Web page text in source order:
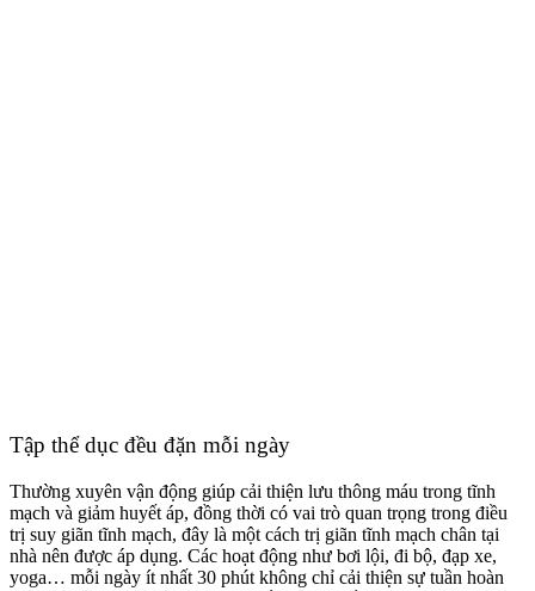
Tập thể dục đều đặn mỗi ngày
Thường xuyên vận động giúp cải thiện lưu thông máu trong tĩnh
mạch và giảm huyết áp, đồng thời có vai trò quan trọng trong điều
trị suy giãn tĩnh mạch, đây là một cách trị giãn tĩnh mạch chân tại
nhà nên được áp dụng. Các hoạt động như bơi lội, đi bộ, đạp xe,
yoga… mỗi ngày ít nhất 30 phút không chỉ cải thiện sự tuần hoàn